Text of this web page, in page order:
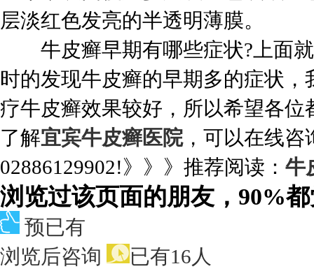
层淡红色发亮的半透明薄膜。
牛皮癣早期有哪些症状?上面就
时的发现牛皮癣的早期多的症状
疗牛皮癣效果较好，所以希望各
了解宜宾牛皮癣医院，可以在线咨
02886129902!》》》推荐阅读： 牛
浏览过该页面的朋友，90%
预已有
浏览后咨询
已有16人